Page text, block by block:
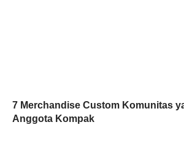
7 Merchandise Custom Komunitas
Anggota Kompak